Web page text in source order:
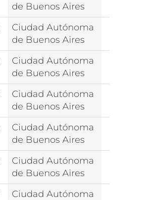
de Buenos Aires
Ciudad Autónoma
de Buenos Aires
Ciudad Autónoma
de Buenos Aires
Ciudad Autónoma
de Buenos Aires
Ciudad Autónoma
de Buenos Aires
Ciudad Autónoma
de Buenos Aires
Ciudad Autónoma